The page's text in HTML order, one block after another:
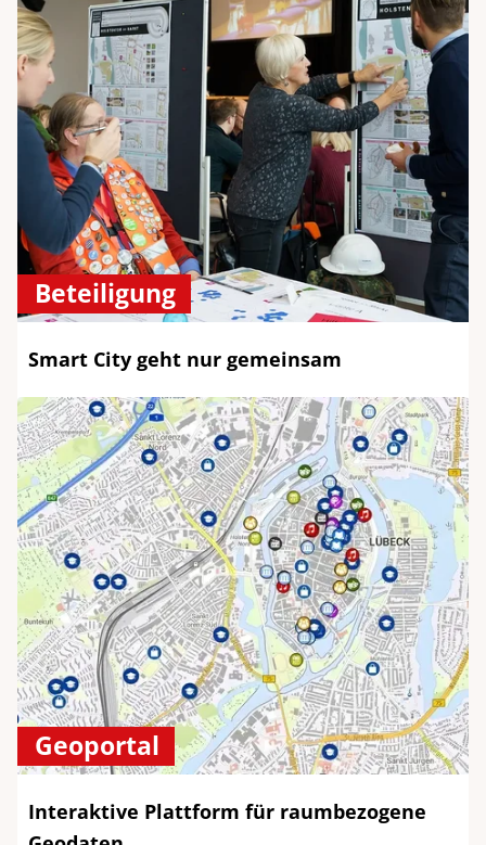
Beteiligung
Smart City geht nur gemeinsam
Geoportal
Interaktive Plattform für raumbezogene